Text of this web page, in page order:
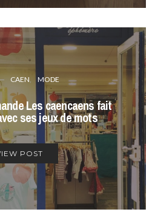
CAEN MODE
Les caencaens fait
ses jeux de mots
POST